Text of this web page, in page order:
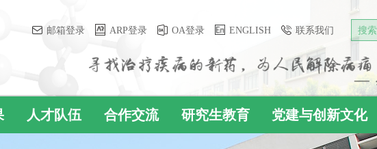
邮箱登录 ARP登录 OA登录 ENGLISH 联系我们 搜索
人才队伍 合作交流 研究生教育 党建与创新文化